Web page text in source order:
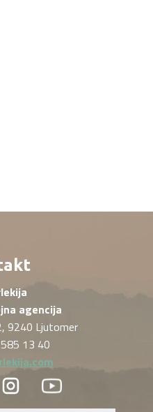
agencija
9240 Ljutomer
13 40